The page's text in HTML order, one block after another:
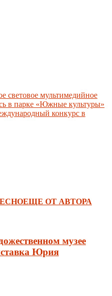
световое мультимедийное
в парке «Южные культуры»
конкурс в
ЕЩЕ ОТ АВТОРА
музее
Юрия